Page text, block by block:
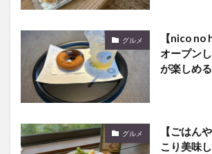
グルメ
【nico no
オープン
が楽しめ
グルメ
【ごはん
こり美味